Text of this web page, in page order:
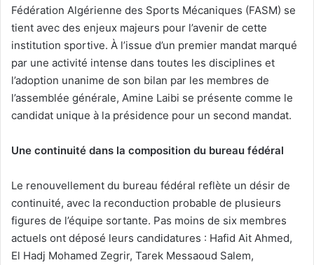
Fédération Algérienne des Sports Mécaniques (FASM) se
tient avec des enjeux majeurs pour l’avenir de cette
institution sportive. À l’issue d’un premier mandat marqué
par une activité intense dans toutes les disciplines et
l’adoption unanime de son bilan par les membres de
l’assemblée générale, Amine Laibi se présente comme le
candidat unique à la présidence pour un second mandat.
Une continuité dans la composition du bureau fédéral
Le renouvellement du bureau fédéral reflète un désir de
continuité, avec la reconduction probable de plusieurs
figures de l’équipe sortante. Pas moins de six membres
actuels ont déposé leurs candidatures : Hafid Ait Ahmed,
El Hadj Mohamed Zegrir, Tarek Messaoud Salem,